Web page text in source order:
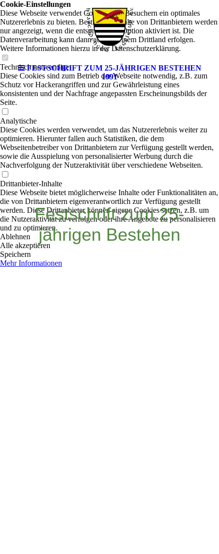
FESTSCHRIFT ZUM 25-JÄHRIGEN BESTEHEN
1991
Festschrift zum 25-
jährigen Bestehen
Cookie-Einstellungen
Diese Webseite verwendet Cookies, um Besuchern ein optimales
Nutzererlebnis zu bieten. Bestimmte Inhalte von Drittanbietern werden
nur angezeigt, wenn die entsprechende Option aktiviert ist. Die
Datenverarbeitung kann dann auch in einem Drittland erfolgen.
Weitere Informationen hierzu in der Datenschutzerklärung.
Technisch notwendige
Diese Cookies sind zum Betrieb der Webseite notwendig, z.B. zum
Schutz vor Hackerangriffen und zur Gewährleistung eines
konsistenten und der Nachfrage angepassten Erscheinungsbilds der
Seite.
Analytische
Diese Cookies werden verwendet, um das Nutzererlebnis weiter zu
optimieren. Hierunter fallen auch Statistiken, die dem
Webseitenbetreiber von Drittanbietern zur Verfügung gestellt werden,
sowie die Ausspielung von personalisierter Werbung durch die
Nachverfolgung der Nutzeraktivität über verschiedene Webseiten.
Drittanbieter-Inhalte
Diese Webseite bietet möglicherweise Inhalte oder Funktionalitäten an,
die von Drittanbietern eigenverantwortlich zur Verfügung gestellt
werden. Diese Drittanbieter können eigene Cookies setzen, z.B. um
die Nutzeraktivität zu verfolgen oder ihre Angebote zu personalisieren
und zu optimieren.
Ablehnen
Alle akzeptieren
Speichern
Mehr Informationen